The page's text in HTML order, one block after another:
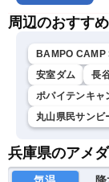
周辺のおすす
BAMPO
安室ダム
長
ポパイテンキャ
丸山県民サンビ
兵庫県のアメ